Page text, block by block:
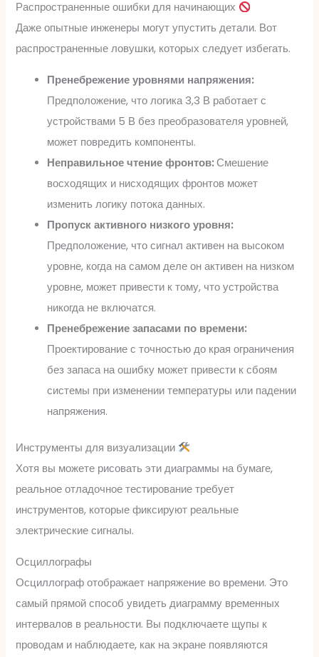
Распространенные ошибки для начинающих
Даже опытные инженеры могут упустить детали. Вот
распространенные ловушки, которых следует избегать.
Пренебрежение уровнями напряжения:
Предположение, что логика 3,3 В работает с
устройствами 5 В без преобразователя уровней,
может повредить компоненты.
Неправильное чтение фронтов:Смешение
восходящих и нисходящих фронтов может
изменить логику потока данных.
Пропуск активного низкого уровня:
Предположение, что сигнал активен на высоком
уровне, когда на самом деле он активен на низком
уровне, может привести к тому, что устройства
никогда не включатся.
Пренебрежение запасами по времени:
Проектирование с точностью до края ограничения
без запаса на ошибку может привести к сбоям
системы при изменении температуры или падении
напряжения.
Инструменты для визуализации
Хотя вы можете рисовать эти диаграммы на бумаге,
реальное отладочное тестирование требует
инструментов, которые фиксируют реальные
электрические сигналы.
Осциллографы
Осциллограф отображает напряжение во времени. Это
самый прямой способ увидеть диаграмму временных
интервалов в реальности. Вы подключаете щупы к
проводам и наблюдаете, как на экране появляются